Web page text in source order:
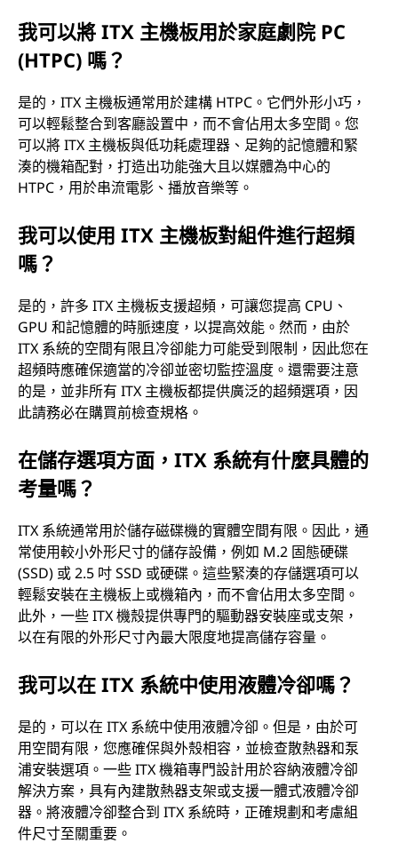
我可以將 ITX 主機板用於家庭劇院 PC
(HTPC) 嗎？
是的，ITX 主機板通常用於建構 HTPC。它們外形小巧，
可以輕鬆整合到客廳設置中，而不會佔用太多空間。您
可以將 ITX 主機板與低功耗處理器、足夠的記憶體和緊
湊的機箱配對，打造出功能強大且以媒體為中心的
HTPC，用於串流電影、播放音樂等。
我可以使用 ITX 主機板對組件進行超頻
嗎？
是的，許多 ITX 主機板支援超頻，可讓您提高 CPU、
GPU 和記憶體的時脈速度，以提高效能。然而，由於
ITX 系統的空間有限且冷卻能力可能受到限制，因此您在
超頻時應確保適當的冷卻並密切監控溫度。還需要注意
的是，並非所有 ITX 主機板都提供廣泛的超頻選項，因
此請務必在購買前檢查規格。
在儲存選項方面，ITX 系統有什麼具體的
考量嗎？
ITX 系統通常用於儲存磁碟機的實體空間有限。因此，通
常使用較小外形尺寸的儲存設備，例如 M.2 固態硬碟
(SSD) 或 2.5 吋 SSD 或硬碟。這些緊湊的存儲選項可以
輕鬆安裝在主機板上或機箱內，而不會佔用太多空間。
此外，一些 ITX 機殼提供專門的驅動器安裝座或支架，
以在有限的外形尺寸內最大限度地提高儲存容量。
我可以在 ITX 系統中使用液體冷卻嗎？
是的，可以在 ITX 系統中使用液體冷卻。但是，由於可
用空間有限，您應確保與外殼相容，並檢查散熱器和泵
浦安裝選項。一些 ITX 機箱專門設計用於容納液體冷卻
解決方案，具有內建散熱器支架或支援一體式液體冷卻
器。將液體冷卻整合到 ITX 系統時，正確規劃和考慮組
件尺寸至關重要。